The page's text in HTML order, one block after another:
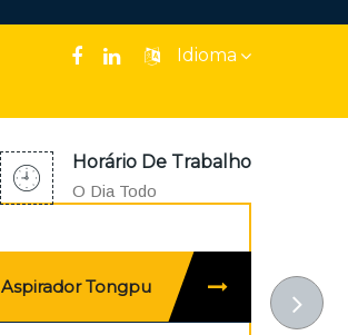
Idioma
Horário De Trabalho
O Dia Todo
Aspirador Tongpu